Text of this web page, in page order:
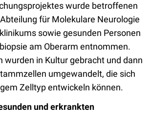
wurde betroffenen
für Molekulare Neurologie
sowie gesunden Personen
am Oberarm entnommen.
wurden in Kultur gebracht und dann
umgewandelt, die sich
Zelltyp entwickeln können.
und erkrankten